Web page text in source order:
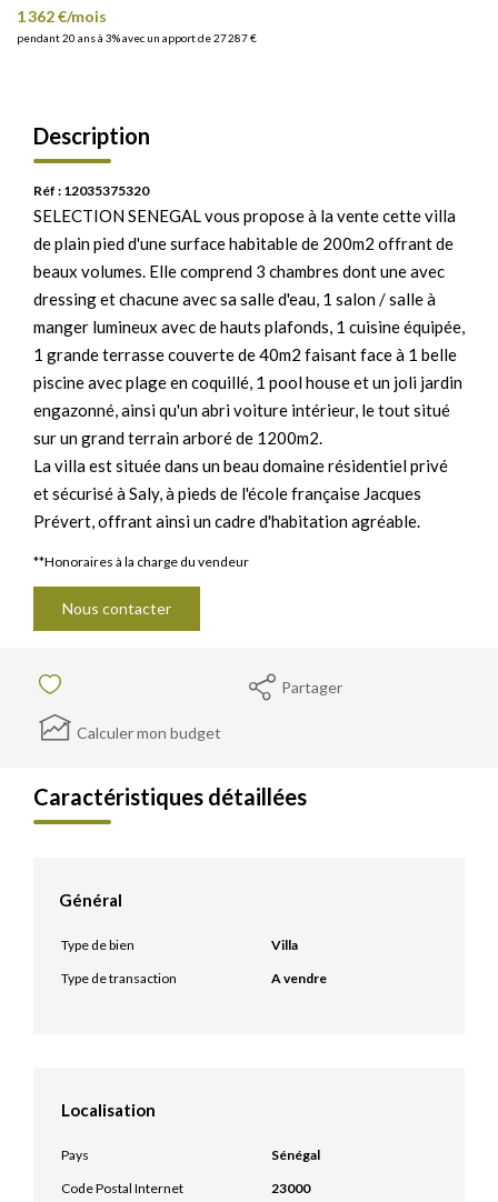
1 362 €/mois
pendant 20 ans à 3% avec un apport de 27 287 €
Description
Réf : 12035375320
SELECTION SENEGAL vous propose à la vente cette villa
de plain pied d'une surface habitable de 200m2 offrant de
beaux volumes. Elle comprend 3 chambres dont une avec
dressing et chacune avec sa salle d'eau, 1 salon / salle à
manger lumineux avec de hauts plafonds, 1 cuisine équipée,
1 grande terrasse couverte de 40m2 faisant face à 1 belle
piscine avec plage en coquillé, 1 pool house et un joli jardin
engazonné, ainsi qu'un abri voiture intérieur, le tout situé
sur un grand terrain arboré de 1200m2.
La villa est située dans un beau domaine résidentiel privé
et sécurisé à Saly, à pieds de l'école française Jacques
Prévert, offrant ainsi un cadre d'habitation agréable.
**Honoraires à la charge du vendeur
Nous contacter
Partager
Calculer mon budget
Caractéristiques détaillées
Général
Type de bien
Villa
Type de transaction
A vendre
Localisation
Pays
Sénégal
Code Postal Internet
23000